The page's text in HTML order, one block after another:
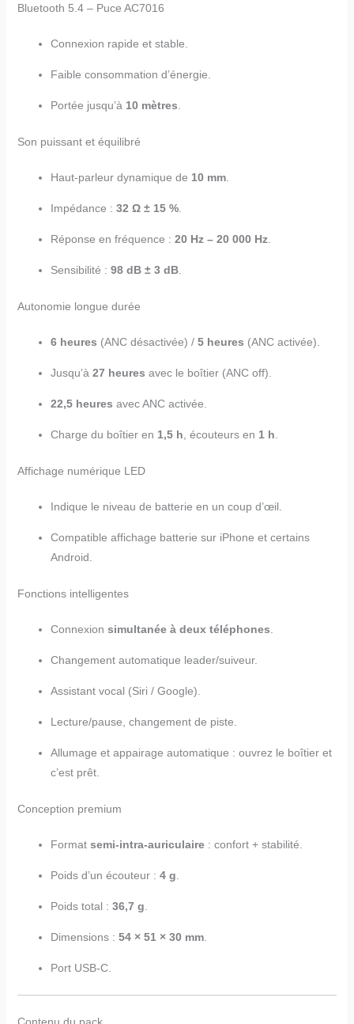
Bluetooth 5.4 – Puce AC7016
Connexion rapide et stable.
Faible consommation d’énergie.
Portée jusqu’à 10 mètres
Son puissant et équilibré
Haut-parleur dynamique de 10 mm.
Impédance : 32 Ω ± 15 %.
Réponse en fréquence : 20 Hz – 20 000 Hz.
Sensibilité : 98 dB ± 3 dB.
Autonomie longue durée
6 heures (ANC désactivée) / 5 heures (ANC activée).
Jusqu’à 27 heures avec le boîtier (ANC off).
22,5 heures avec ANC activée.
Charge du boîtier en 1,5 h , écouteurs en 1 h
Affichage numérique LED
Indique le niveau de batterie en un coup d’œil.
Compatible affichage batterie sur iPhone et certains
Android.
Fonctions intelligentes
Connexion simultanée à deux téléphones
Changement automatique leader/suiveur.
Assistant vocal (Siri / Google).
Lecture/pause, changement de piste.
Allumage et appairage automatique : ouvrez le boîtier et
c’est prêt.
Conception premium
Format semi-intra-auriculaire: confort + stabilité.
Poids d’un écouteur : 4 g
Poids total : 36,7 g
Dimensions : 54 × 51 × 30 mm.
Port USB-C.
Contenu du pack